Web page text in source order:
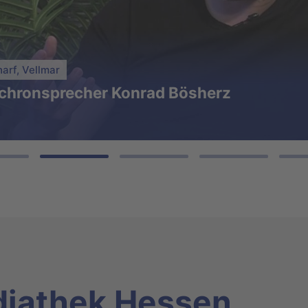
den Unterricht
Vellmar
Konrad Bösherz
Gesellschaftliche